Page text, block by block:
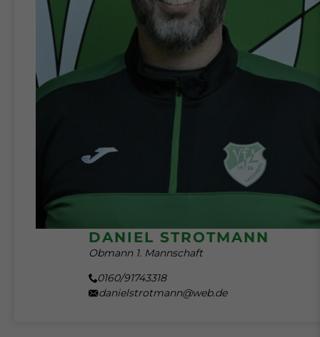
DANIEL STROTMANN
Obmann 1. Mannschaft
0160/91743318
danielstrotmann@web.de